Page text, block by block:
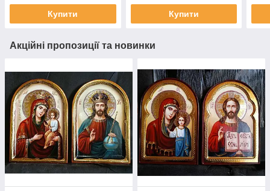
Купити Купити
Акційні пропозиції та новинки